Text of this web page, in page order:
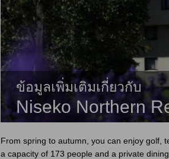
ข้อมูลเพิ่มเติมเกี่ยวกับ
Niseko Northern
From spring to autumn, you can enjoy golf,
a capacity of 173 people and a private